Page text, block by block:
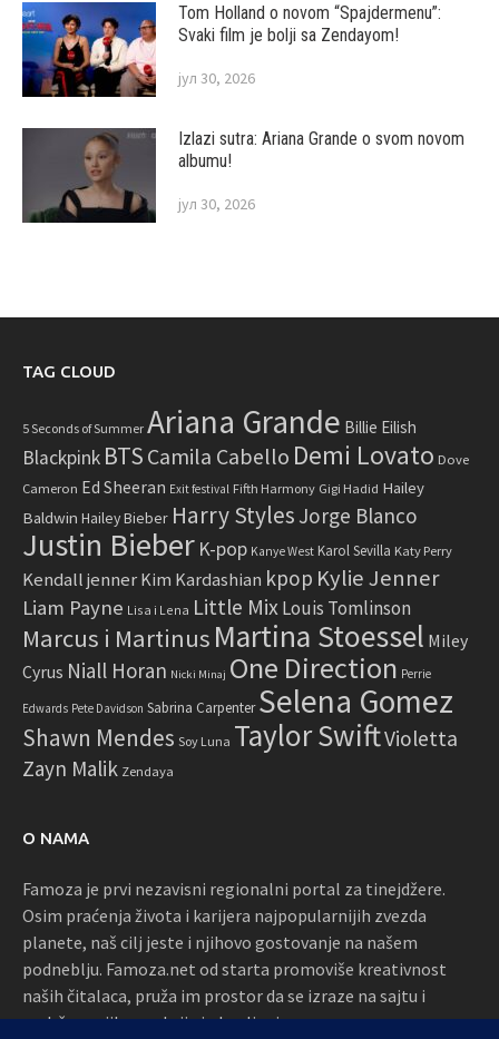
Tom Holland o novom “Spajdermenu”:
Svaki film je bolji sa Zendayom!
јул 30, 2026
Izlazi sutra: Ariana Grande o svom novom
albumu!
јул 30, 2026
TAG CLOUD
5 Seconds of Summer Ariana Grande Billie Eilish
Blackpink BTS Camila Cabello Demi Lovato Dove
Cameron Ed Sheeran Exit festival Fifth Harmony Gigi Hadid Hailey
Baldwin Hailey Bieber Harry Styles Jorge Blanco
Justin Bieber K-pop Kanye West Karol Sevilla Katy Perry
Kendall jenner Kim Kardashian kpop Kylie Jenner
Liam Payne Lisa i Lena Little Mix Louis Tomlinson
Marcus i Martinus Martina Stoessel Miley
Cyrus Niall Horan Nicki Minaj One Direction Perrie
Edwards Pete Davidson Sabrina Carpenter Selena Gomez
Shawn Mendes Soy Luna Taylor SwiftVioletta
Zayn Malik Zendaya
O NAMA
Famoza je prvi nezavisni regionalni portal za tinejdžere.
Osim praćenja života i karijera najpopularnijih zvezda
planete, naš cilj jeste i njihovo gostovanje na našem
podneblju. Famoza.net od starta promoviše kreativnost
naših čitalaca, pruža im prostor da se izraze na sajtu i
podržava njihove akcije i okupljanja